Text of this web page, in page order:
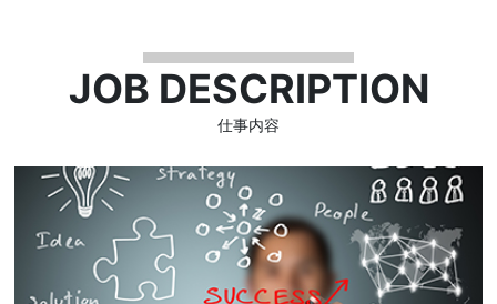
JOB DESCRIPTION
仕事内容